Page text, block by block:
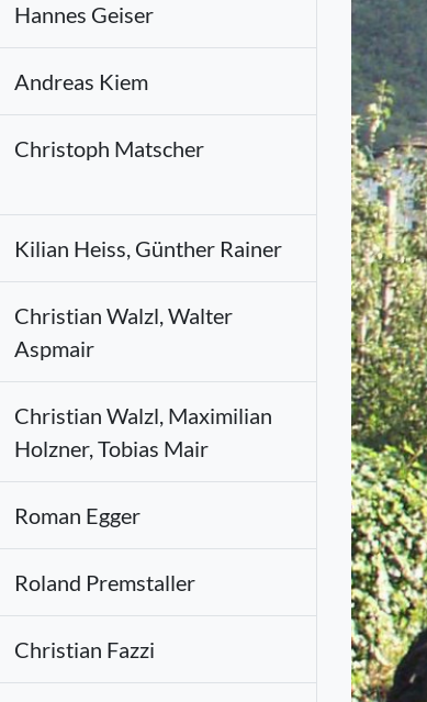
Hannes Geiser
Andreas Kiem
Christoph Matscher
Kilian Heiss, Günther Rainer
Christian Walzl, Walter
Aspmair
Christian Walzl, Maximilian
Holzner, Tobias Mair
Roman Egger
Roland Premstaller
Christian Fazzi